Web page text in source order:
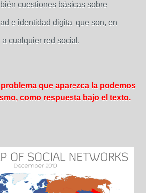
cuestiones básicas sobre
e identidad digital que son, en
cualquier red social.
que aparezca la podemos
como respuesta bajo el texto.